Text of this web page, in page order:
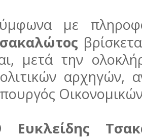
με
μετά την
αρχηγών,
Ευκλείδης